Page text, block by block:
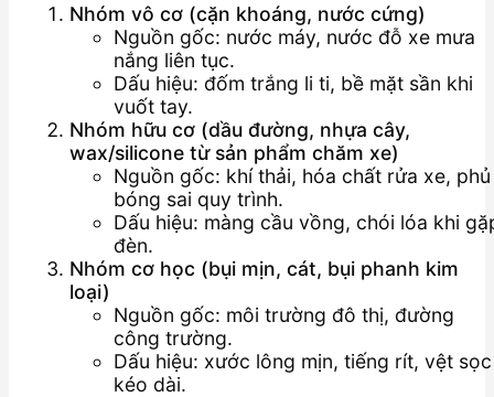
Nhóm vô cơ (cặn khoáng, nước cứng)
Nguồn gốc: nước máy, nước đỗ xe mưa
nắng liên tục.
Dấu hiệu: đốm trắng li ti, bề mặt sần khi
vuốt tay.
Nhóm hữu cơ (dầu đường, nhựa cây,
wax/silicone từ sản phẩm chăm xe)
Nguồn gốc: khí thải, hóa chất rửa xe, phủ
bóng sai quy trình.
Dấu hiệu: màng cầu vồng, chói lóa khi
đèn.
Nhóm cơ học (bụi mịn, cát, bụi phanh kim
loại)
Nguồn gốc: môi trường đô thị, đường
công trường.
Dấu hiệu: xước lông mịn, tiếng rít, vệt sọc
kéo dài.